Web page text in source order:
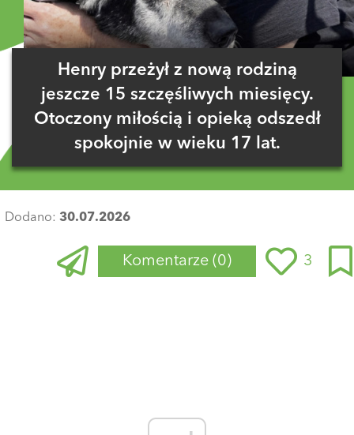
Henry przeżył z nową rodziną
jeszcze 15 szczęśliwych miesięcy.
Otoczony miłością i opieką odszedł
spokojnie w wieku 17 lat.
Dodano: 30.07.2026
Komentarze (0) 3